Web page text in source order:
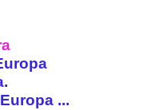
...